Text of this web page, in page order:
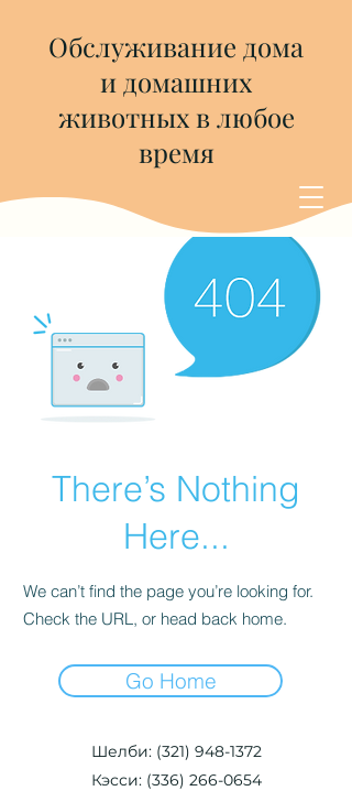
Обслуживание дома
и домашних
животных в любое
время
There’s Nothing
Here...
We can’t find the page you’re looking for.
Check the URL, or head back home.
Go Home
Шелби: (321) 948-1372
Кэсси: (336) 266-0654